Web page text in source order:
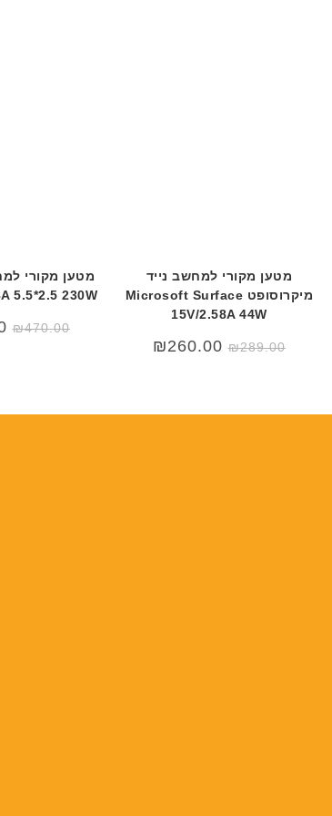
מטען מקורי למחשב נייד
מיקרוסופט Microsoft Surface
15V/2.58A 44W
₪289.00
המחיר
המקורי
₪260.00
מטען מקורי
5.5*2.5 230W
₪470.00